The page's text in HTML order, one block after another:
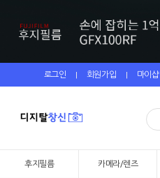
로그인 | 회원가입 | 마이샵
후지필름 카메라/렌즈